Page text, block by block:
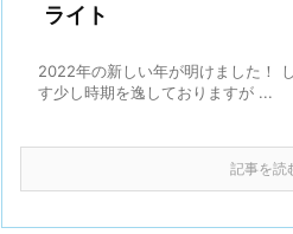
ライト
2022年の新しい年が明けました！
す少し時期を逸しておりますが ...
記事を読